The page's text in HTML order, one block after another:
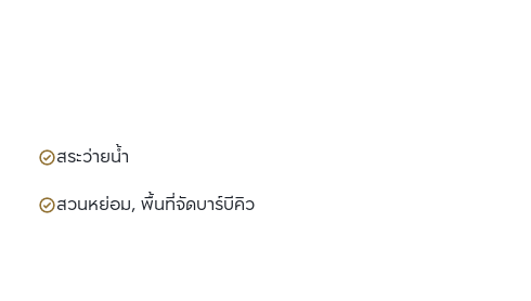
สระว่ายน้ำ
สวนหย่อม, พื้นที่จัดบาร์บีคิว